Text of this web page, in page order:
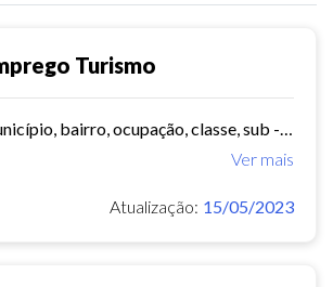
Turismo
Ver mais
Atualização: 15/05/2023